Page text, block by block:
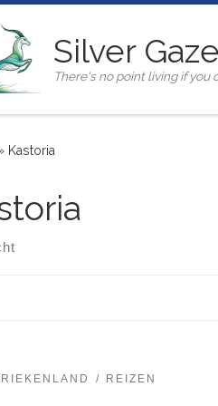
Silver
There's no point living if you
Kastoria
REIZEN